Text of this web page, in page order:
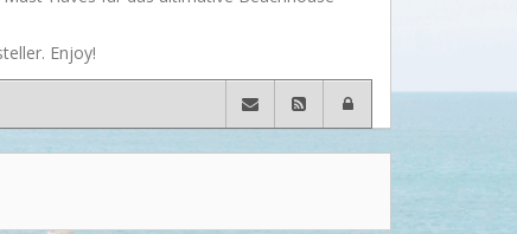
Behind the scenes...
Events
Enjoy!